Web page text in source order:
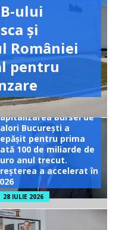
ului
și
României
pentru
Bursei de
București a
pentru prima
100 de miliarde de
anul trecut.
a accelerat în
28 IULIE 2026